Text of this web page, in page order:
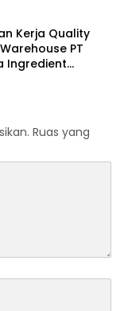
Kerja Quality
PT
Ingredient
Ruas yang